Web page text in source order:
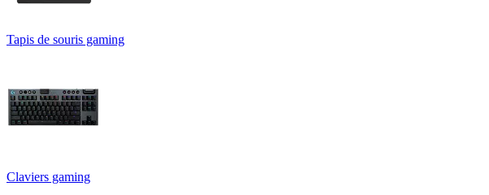
Tapis de souris gaming
Claviers gaming